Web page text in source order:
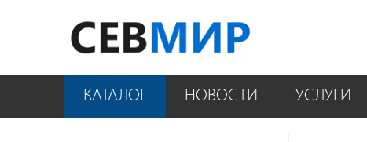
КАТАЛОГ НОВОСТИ УСЛУГИ